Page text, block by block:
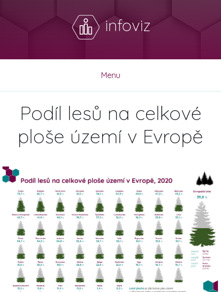
infoviz
Menu
Podíl lesů na celkové
ploše území v Evropě